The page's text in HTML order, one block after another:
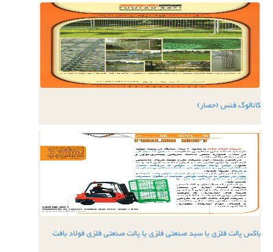
کاتالوگ فنس (حصار)
باکس پالت فلزی یا سبد صنعتی فلزی یا پالت صنعتی فلزی فولاد بافت